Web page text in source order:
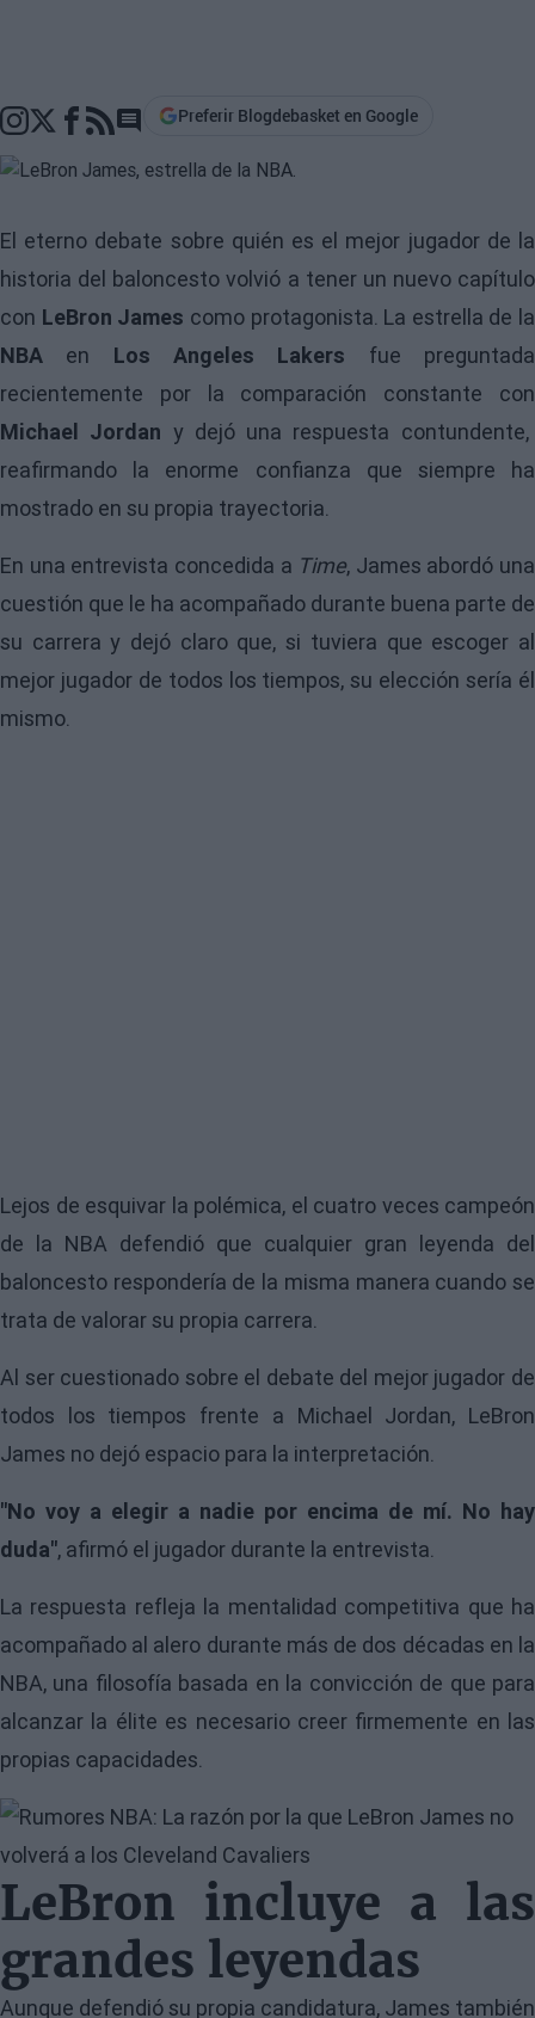
Go to comments section
Preferir Blogdebasket en Google
El eterno debate sobre quién es el mejor jugador de la
historia del baloncesto volvió a tener un nuevo capítulo
con LeBron James como protagonista. La estrella de la
NBA en Los Angeles Lakers fue preguntada
recientemente por la comparación constante con
Michael Jordan y dejó una respuesta contundente,
reafirmando la enorme confianza que siempre ha
mostrado en su propia trayectoria.
En una entrevista concedida a Time, James abordó una
cuestión que le ha acompañado durante buena parte de
su carrera y dejó claro que, si tuviera que escoger al
mejor jugador de todos los tiempos, su elección sería él
mismo.
Lejos de esquivar la polémica, el cuatro veces campeón
de la NBA defendió que cualquier gran leyenda del
baloncesto respondería de la misma manera cuando se
trata de valorar su propia carrera.
Al ser cuestionado sobre el debate del mejor jugador de
todos los tiempos frente a Michael Jordan, LeBron
James no dejó espacio para la interpretación.
"No voy a elegir a nadie por encima de mí. No hay
duda", afirmó el jugador durante la entrevista.
La respuesta refleja la mentalidad competitiva que ha
acompañado al alero durante más de dos décadas en la
NBA, una filosofía basada en la convicción de que para
alcanzar la élite es necesario creer firmemente en las
propias capacidades.
Image
LeBron incluye a las
grandes leyendas
Aunque defendió su propia candidatura, James también